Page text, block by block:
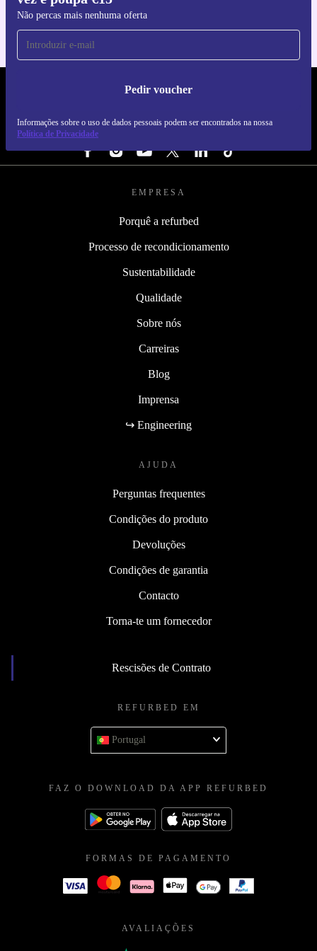
Não percas mais nenhuma oferta
Pedir voucher
Informações sobre o uso de dados pessoais podem ser encontrados na nossa
Política de Privacidade
REFURBED PORTUGAL - RETHINK NEW.
SEGUE-NOS
EMPRESA
Porquê a refurbed
Processo de recondicionamento
Sustentabilidade
Qualidade
Sobre nós
Carreiras
Blog
Imprensa
↪ Engineering
AJUDA
Perguntas frequentes
Condições do produto
Devoluções
Condições de garantia
Contacto
Torna-te um fornecedor
Rescisões de Contrato
REFURBED EM
Portugal
FAZ O DOWNLOAD DA APP REFURBED
FORMAS DE PAGAMENTO
AVALIAÇÕES